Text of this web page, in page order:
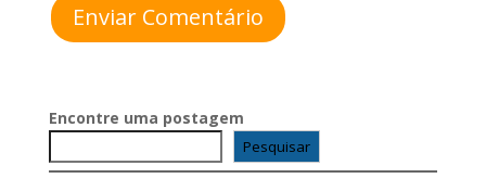
Enviar Comentário
Encontre uma postagem
Pesquisar